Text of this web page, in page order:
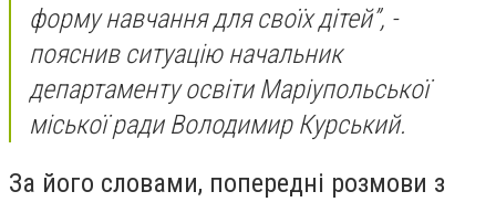
форму навчання для своїх дітей”, -
пояснив ситуацію начальник
департаменту освіти Маріупольської
міської ради Володимир Курський.
За його словами, попередні розмови з